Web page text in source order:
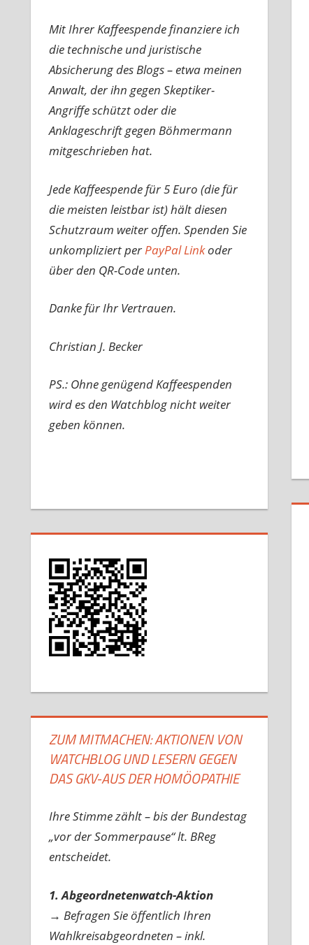
Mit Ihrer Kaffeespende finanziere ich
die technische und juristische
Absicherung des Blogs – etwa meinen
Anwalt, der ihn gegen Skeptiker-
Angriffe schützt oder die
Anklageschrift gegen Böhmermann
mitgeschrieben hat.
Jede Kaffeespende für 5 Euro (die für
die meisten leistbar ist) hält diesen
Schutzraum weiter offen. Spenden Sie
unkompliziert perPayPal Linkoder
über den QR-Code unten.
Danke für Ihr Vertrauen.
Christian J. Becker
PS.: Ohne genügend Kaffeespenden
wird es den Watchblog nicht weiter
geben können.
ZUM MITMACHEN: AKTIONEN VON
WATCHBLOG UND LESERN GEGEN
DAS GKV-AUS DER HOMÖOPATHIE
Ihre Stimme zählt – bis der Bundestag
„vor der Sommerpause“ lt. BReg
entscheidet.
1. Abgeordnetenwatch-Aktion
→ Befragen Sie öffentlich Ihren
Wahlkreisabgeordneten – inkl.